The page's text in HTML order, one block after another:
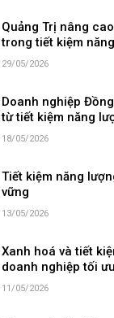
Quảng Trị nâng
trong tiết kiệm
29/05/2026
Doanh nghiệp
từ tiết kiệm năng
18/05/2026
Tiết kiệm năng
vững
13/05/2026
Xanh hoá và tiết
doanh nghiệp tối
11/05/2026